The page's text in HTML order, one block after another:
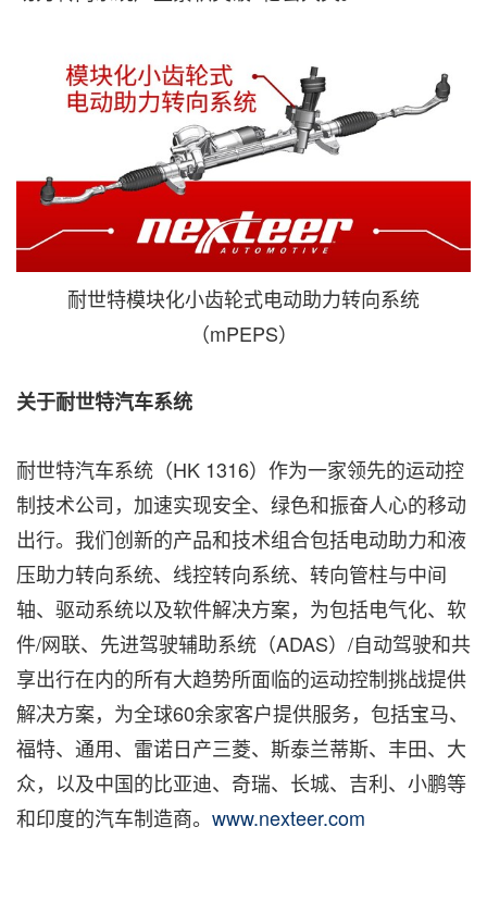
耐世特模块化小齿轮式电动助力转向系统
（mPEPS）
关于耐世特汽车系统
耐世特汽车系统（HK 1316）作为一家领先的运动控
制技术公司，加速实现安全、绿色和振奋人心的移动
出行。我们创新的产品和技术组合包括电动助力和液
压助力转向系统、线控转向系统、转向管柱与中间
轴、驱动系统以及软件解决方案，为包括电气化、软
件/网联、先进驾驶辅助系统（ADAS）/自动驾驶和共
享出行在内的所有大趋势所面临的运动控制挑战提供
解决方案，为全球60余家客户提供服务，包括宝马、
福特、通用、雷诺日产三菱、斯泰兰蒂斯、丰田、大
众，以及中国的比亚迪、奇瑞、长城、吉利、小鹏等
和印度的汽车制造商。 www.nexteer.com